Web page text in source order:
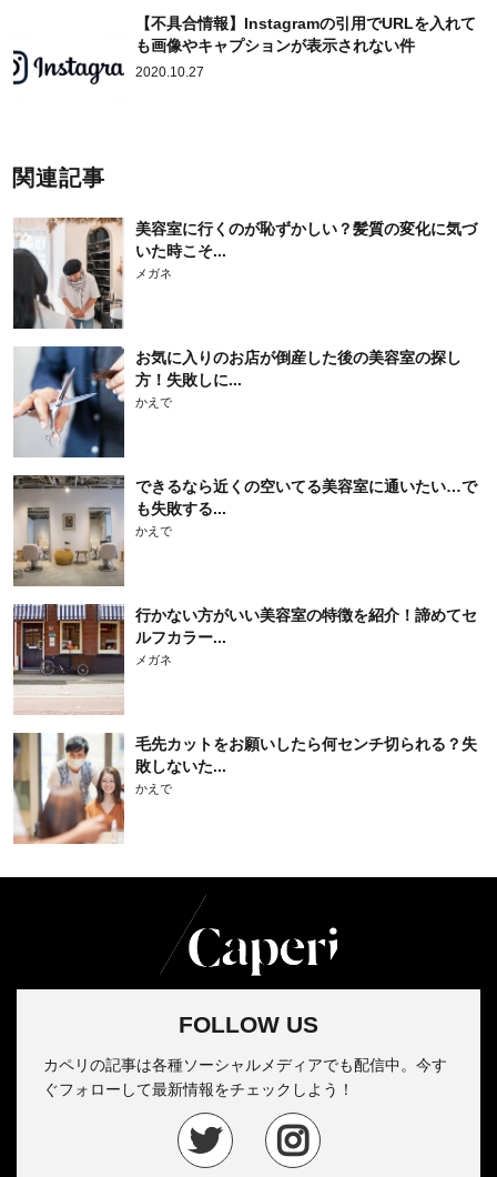
【不具合情報】Instagramの引用でURLを入れて
も画像やキャプションが表示されない件
2020.10.27
関連記事
美容室に行くのが恥ずかしい？髪質の変化に気づ
いた時こそ...
メガネ
お気に入りのお店が倒産した後の美容室の探し
方！失敗しに...
かえで
できるなら近くの空いてる美容室に通いたい…で
も失敗する...
かえで
行かない方がいい美容室の特徴を紹介！諦めてセ
ルフカラー...
メガネ
毛先カットをお願いしたら何センチ切られる？失
敗しないた...
かえで
FOLLOW US
カペリの記事は各種ソーシャルメディアでも配信中。今す
ぐフォローして最新情報をチェックしよう！